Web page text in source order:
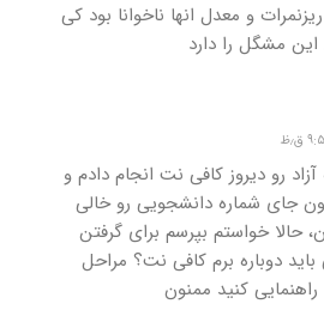
و معدل انها ناخوانا بود کی
مشگل را دارد
رو دیروز کافی نت انجام دادم و
جای شماره دانشجویی رو خالی
حالا خواستم بپرسم برای گرفتن
دوباره برم کافی نت؟ مراحل
کنید ممنون